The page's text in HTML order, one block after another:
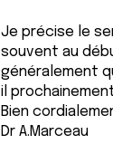
Je précise le
souvent au
généralement
il
Bien
Dr A.Marceau